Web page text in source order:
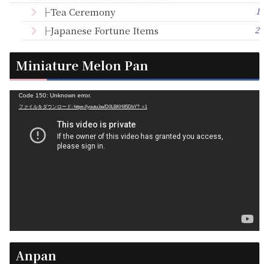
├Tea Ceremony 1
├Japanese Fortune Items 2
Miniature Melon Pan
Code 150: Unknown error.
ファイルをダウンロード: https://youtu.be/D0LBKH85DbY?_=1
Anpan